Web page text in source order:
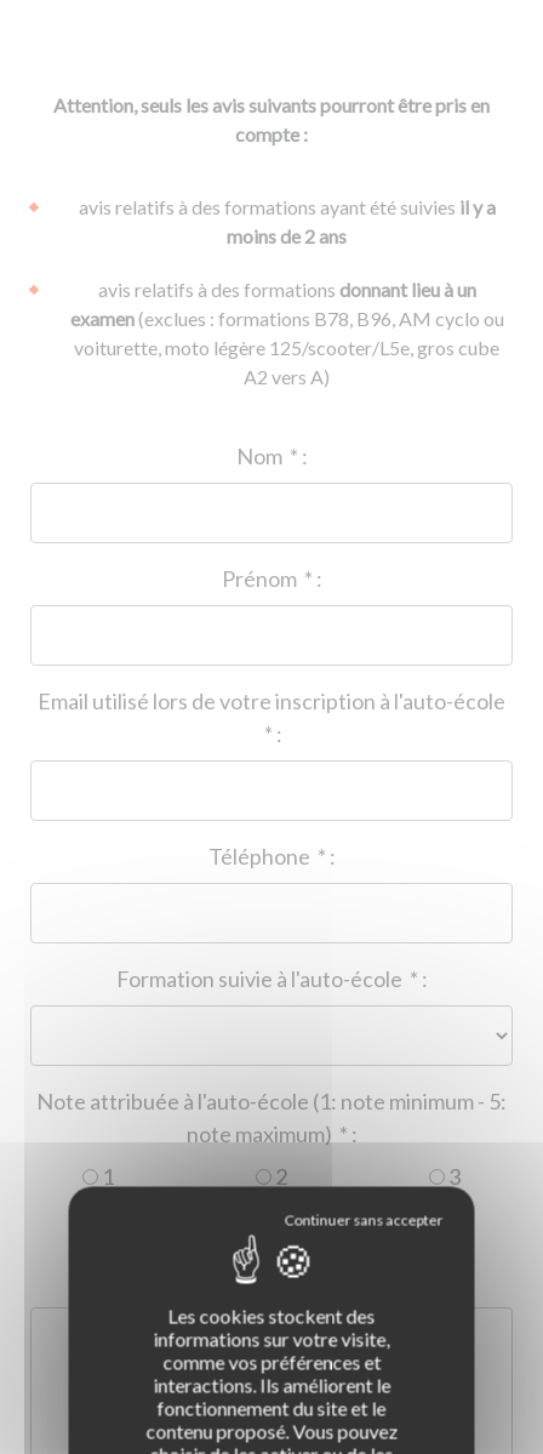
Attention, seuls les avis suivants pourront être pris en
compte :
avis relatifs à des formations ayant été suivies il y a
moins de 2 ans
avis relatifs à des formations donnant lieu à un
examen(exclues : formations B78, B96, AM cyclo ou
voiturette, moto légère 125/scooter/L5e, gros cube
A2 vers A)
* :
* :
Email utilisé lors de votre inscription à l'auto-école
* :
* :
* :
Note attribuée à l'auto-école (1: note minimum - 5:
* :
1
2
3
5
Les cookies stockent des
informations sur votre visite,
comme vos préférences et
interactions. Ils améliorent le
fonctionnement du site et le
contenu proposé. Vous pouvez